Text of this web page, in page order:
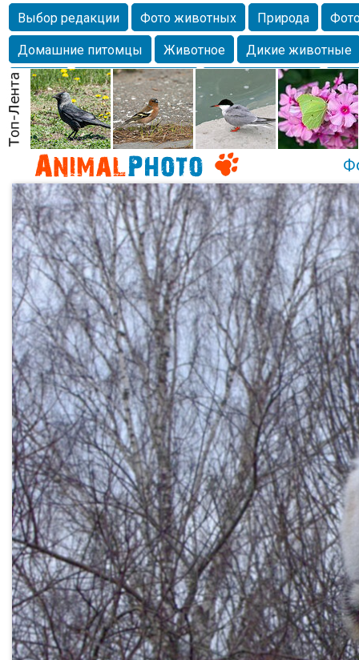
Выбор редакции Фото животных Природа
Домашние питомцы
Животное
Дикие животные
Собаки
Alexanderandronik Млекопитающие
Морда
Собачка Осень Портрет
Домашние
Насекомое
Коты Lebert Дикие птицы Утка